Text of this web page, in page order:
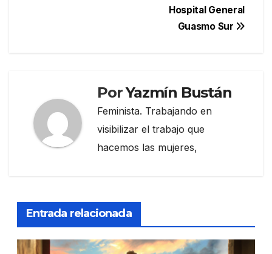
Hospital General
Guasmo Sur
PorYazmín Bustán
Feminista. Trabajando en
visibilizar el trabajo que
hacemos las mujeres,
Entrada relacionada